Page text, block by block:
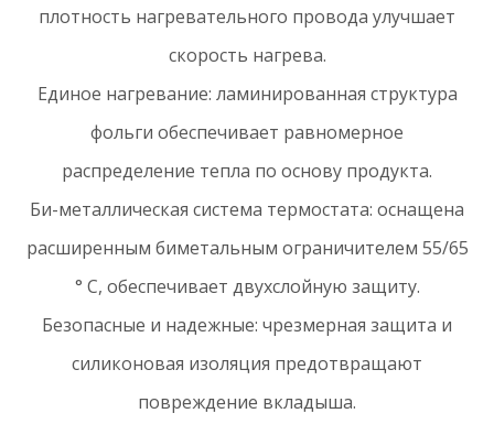
плотность нагревательного провода улучшает
скорость нагрева.
Единое нагревание: ламинированная структура
фольги обеспечивает равномерное
распределение тепла по основу продукта.
Би-металлическая система термостата: оснащена
расширенным биметальным ограничителем 55/65
° C, обеспечивает двухслойную защиту.
Безопасные и надежные: чрезмерная защита и
силиконовая изоляция предотвращают
повреждение вкладыша.